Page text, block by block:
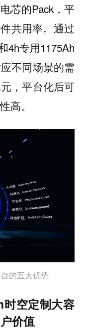
芯的Pack，平
共用率。通过
4h专用1175Ah
不同场景的需
，平台化后可
高。
的五大优势
空定制大容
价值